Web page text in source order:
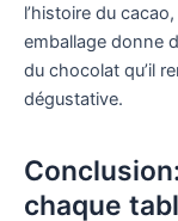
l’histoire du
emballage donne
du chocolat qu’il
dégustative.
chaque